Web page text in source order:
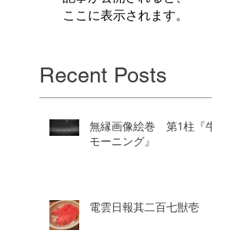
ここに表示されます。
Recent Posts
無縁画像絵巻 第1柱『牛
モーニング』
電雲日報其二百七獣壱